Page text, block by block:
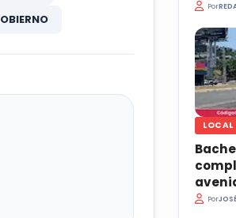
Por
LOCAL
Por